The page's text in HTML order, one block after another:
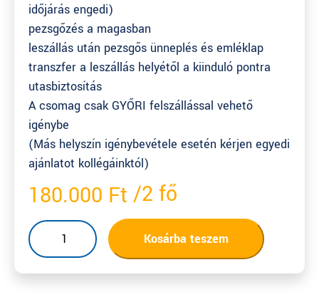
időjárás engedi)
pezsgőzés a magasban
leszállás után pezsgős ünneplés és emléklap
transzfer a leszállás helyétől a kiinduló pontra
utasbiztosítás
A csomag csak GYŐRI felszállással vehető
igénybe
(Más helyszín igénybevétele esetén kérjen egyedi
ajánlatot kollégáinktól)
180.000 Ft
Romantikus
sétarepülés
Kosárba teszem